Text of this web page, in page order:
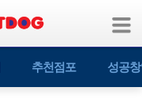
추천점포 성공